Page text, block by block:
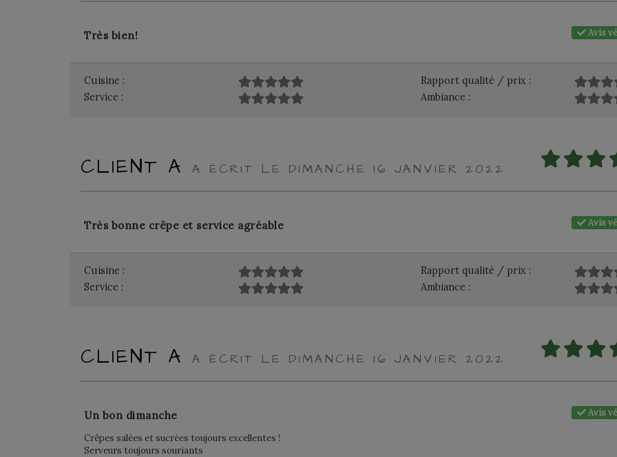
Avis
Très bien!
Cuisine :
Rapport qualité / prix :
Service :
Ambiance :
CLIENT A A ÉCRIT LE DIMANCHE 16 JANVIER 2022
Avis
Très bonne crêpe et service agréable
Cuisine :
Rapport qualité / prix :
Service :
Ambiance :
CLIENT A A ÉCRIT LE DIMANCHE 16 JANVIER 2022
Avis
Un bon dimanche
Crêpes salées et sucrées toujours excellentes !
Serveurs toujours souriants